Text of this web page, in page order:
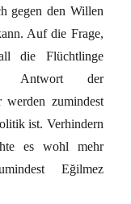
gegen den Willen
Auf die Frage,
die Flüchtlinge
Antwort der
werden zumindest
ist. Verhindern
es wohl mehr
Eğilmez